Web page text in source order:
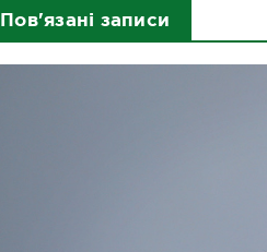
Пов'язані записи